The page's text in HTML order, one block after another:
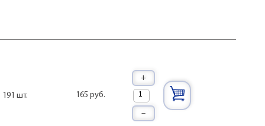
191 шт. 165 руб.
+
–